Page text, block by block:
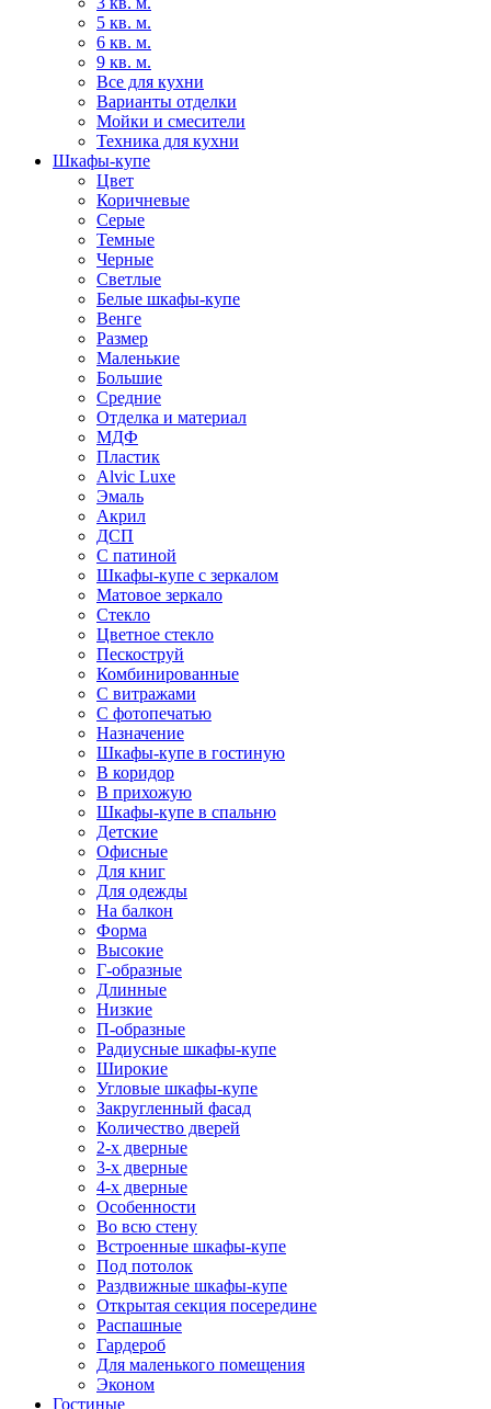
5 кв. м.
6 кв. м.
9 кв. м.
Все для кухни
Варианты отделки
Мойки и смесители
Техника для кухни
Шкафы-купе
Цвет
Коричневые
Серые
Темные
Черные
Светлые
Белые шкафы-купе
Венге
Размер
Маленькие
Большие
Средние
Отделка и материал
МДФ
Пластик
Alvic Luxe
Эмаль
Акрил
ДСП
С патиной
Шкафы-купе с зеркалом
Матовое зеркало
Стекло
Цветное стекло
Пескоструй
Комбинированные
С витражами
С фотопечатью
Назначение
Шкафы-купе в гостиную
В коридор
В прихожую
Шкафы-купе в спальню
Детские
Офисные
Для книг
Для одежды
На балкон
Форма
Высокие
Г-образные
Длинные
Низкие
П-образные
Радиусные шкафы-купе
Широкие
Угловые шкафы-купе
Закругленный фасад
Количество дверей
2-х дверные
3-х дверные
4-х дверные
Особенности
Во всю стену
Встроенные шкафы-купе
Под потолок
Раздвижные шкафы-купе
Открытая секция посередине
Распашные
Гардероб
Для маленького помещения
Эконом
Гостиные